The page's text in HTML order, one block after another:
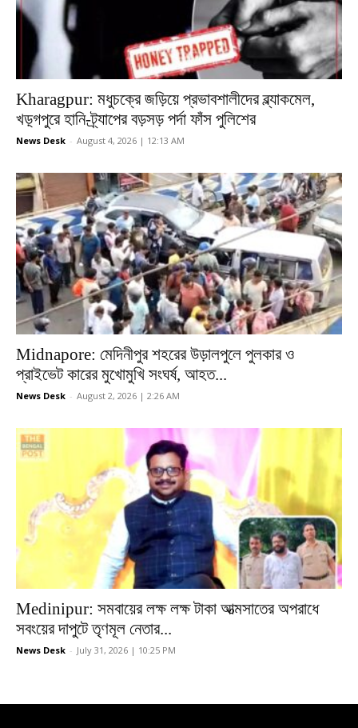
Kharagpur: মধুচক্রে জড়িয়ে প্রভাবশালীদের ব্ল্যাকমেল,
খড়্গপুরে হানি-ট্র্যাপের বড়সড় পর্দা ফাঁস পুলিশের
News Desk - August 4, 2026 | 12:13 AM
Midnapore: মেদিনীপুর শহরের উড়ালপুলে পুলকার ও
প্রাইভেট কারের মুখোমুখি সংঘর্ষ, আহত...
News Desk - August 2, 2026 | 2:26 AM
Medinipur: সমবায়ের লক্ষ লক্ষ টাকা আত্মসাতের অপরাধে
সবংয়ের দাপুটে তৃণমূল নেতার...
News Desk - July 31, 2026 | 10:25 PM